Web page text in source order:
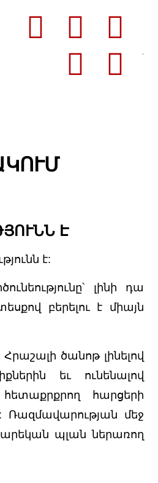
Է
է:
լինի դա
բերելու է միայն
ծանոթ լինելով
եւ ունենալով
հարցերի
մեջ
պլան ներառող